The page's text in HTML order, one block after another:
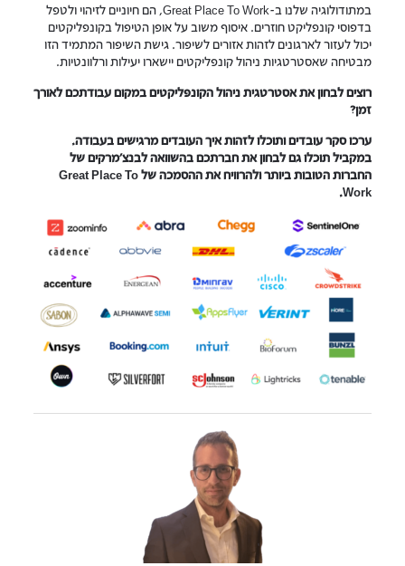
במתודולוגיה שלנו ב-Great Place To Work, הם חיוניים לזיהוי ולטפל
בדפוסי קונפליקט חוזרים. איסוף משוב על אופן הטיפול בקונפליקטים
יכול לעזור לארגונים לזהות אזורים לשיפור. גישת השיפור המתמיד הזו
מבטיחה שאסטרטגיות ניהול קונפליקטים יישארו יעילות ורלוונטיות.
רוצים לבחון את אסטרטגית ניהול הקונפליקטים במקום עבודתכם לאורך
זמן?
ערכו סקר עובדים ותוכלו לזהות איך העובדים מרגישים בעבודה.
במקביל תוכלו גם לבחון את חברתכם בהשוואה לבנצ'מרקים של
החברות הטובות ביותר ולהרוויח את ההסמכה של Great Place To
Work.